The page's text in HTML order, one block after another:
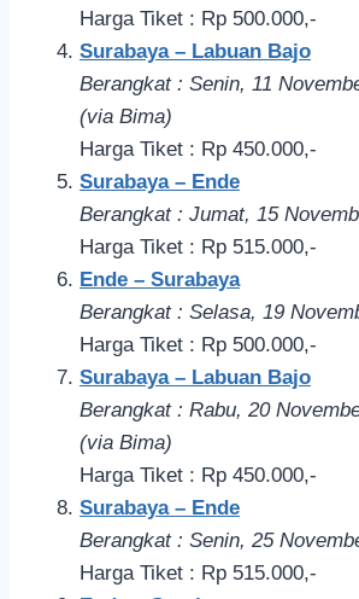
Harga Tiket : Rp 500.000,-
Surabaya – Labuan Bajo
Berangkat : Senin, 11
(via Bima)
Harga Tiket : Rp 450.000,-
Surabaya – Ende
Berangkat : Jumat, 15
Harga Tiket : Rp 515.000,-
Ende – Surabaya
Berangkat : Selasa, 19
Harga Tiket : Rp 500.000,-
Surabaya – Labuan Bajo
Berangkat : Rabu, 20
(via Bima)
Harga Tiket : Rp 450.000,-
Surabaya – Ende
Berangkat : Senin, 25
Harga Tiket : Rp 515.000,-